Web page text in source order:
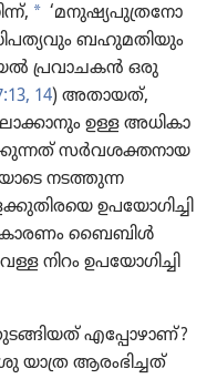
a ‘മനുഷ്യ​പു​ത്ര​നോ​
ബഹുമ​തി​യും
പ്രവാ​ചകൻ ഒരു
14) അതായത്‌,
ഉള്ള അധികാ​
സർവശ​ക്ത​നായ
നടത്തുന്ന
ഉപയോ​ഗി​ച്ചി​
കാരണം ബൈബിൾ
നിറം ഉപയോ​ഗി​ച്ചി​
എപ്പോ​ഴാണ്‌?
യാത്ര ആരംഭി​ച്ചത്‌